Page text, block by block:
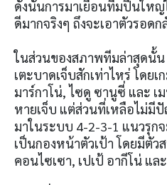
ดังนั้นการมาเยือนทีมปืนใหญ่
ดีมากจริงๆ ถึงจะเอาตัวรอด
ในส่วนของสภาพทีมล่าสุดนั้
เตะบาดเจ็บสักเท่าไหร่ โดย
มาร์กาโน่, ไซดู ซานูซี่ และ เ
หายเจ็บ แต่ส่วนที่เหลือไม่มี
มาในระบบ 4-2-3-1 แนวรุก
เป็นกองหน้าตัวเป้า โดยมีตั
คอนไซเซา, เปเป้ อากีโน่ แล